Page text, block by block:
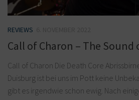
REVIEWS
Call of Charon – The Sound
Call of Charon Die Death Core
Duisburg ist bei uns im Pott keine
gibt es irgendwie schon ewig. Nach